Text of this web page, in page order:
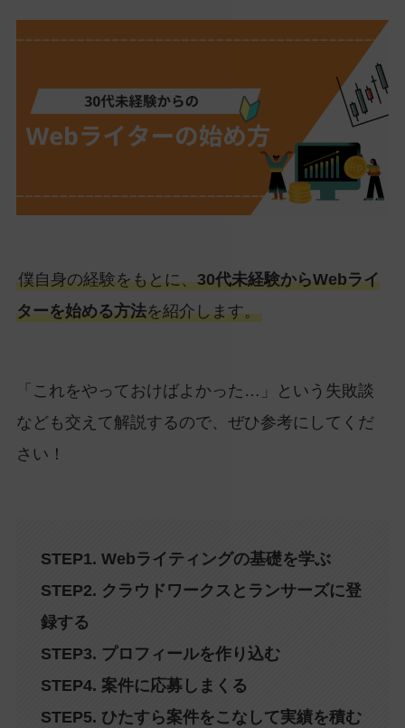
僕自身の経験をもとに、30代未経験からWebライ
ターを始める方法を紹介します。
「これをやっておけばよかった…」という失敗談
なども交えて解説するので、ぜひ参考にしてくだ
さい！
STEP1. Webライティングの基礎を学ぶ
STEP2. クラウドワークスとランサーズに登
録する
STEP3. プロフィールを作り込む
STEP4. 案件に応募しまくる
STEP5. ひたすら案件をこなして実績を積む